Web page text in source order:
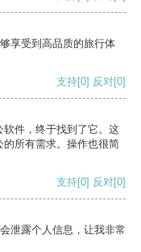
享受到高品质的旅行体
支持[0] 反对[0]
件，终于找到了它。这
所有需求。操作也很简
支持[0] 反对[0]
泄露个人信息，让我非常